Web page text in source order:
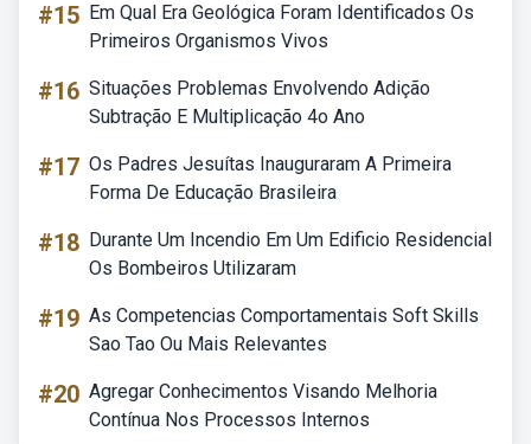
#15 Em Qual Era Geológica Foram Identificados Os
Primeiros Organismos Vivos
#16 Situações Problemas Envolvendo Adição
Subtração E Multiplicação 4o Ano
#17 Os Padres Jesuítas Inauguraram A Primeira
Forma De Educação Brasileira
#18 Durante Um Incendio Em Um Edificio Residencial
Os Bombeiros Utilizaram
#19 As Competencias Comportamentais Soft Skills
Sao Tao Ou Mais Relevantes
#20 Agregar Conhecimentos Visando Melhoria
Contínua Nos Processos Internos